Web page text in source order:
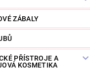
ZÁBALY
PŘÍSTROJE A
KOSMETIKA